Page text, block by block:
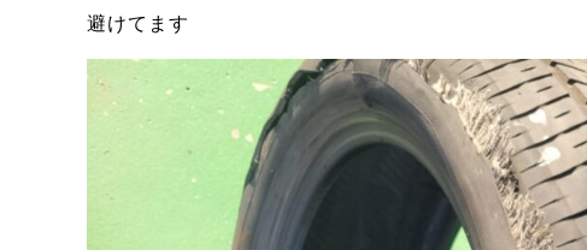
避けてます